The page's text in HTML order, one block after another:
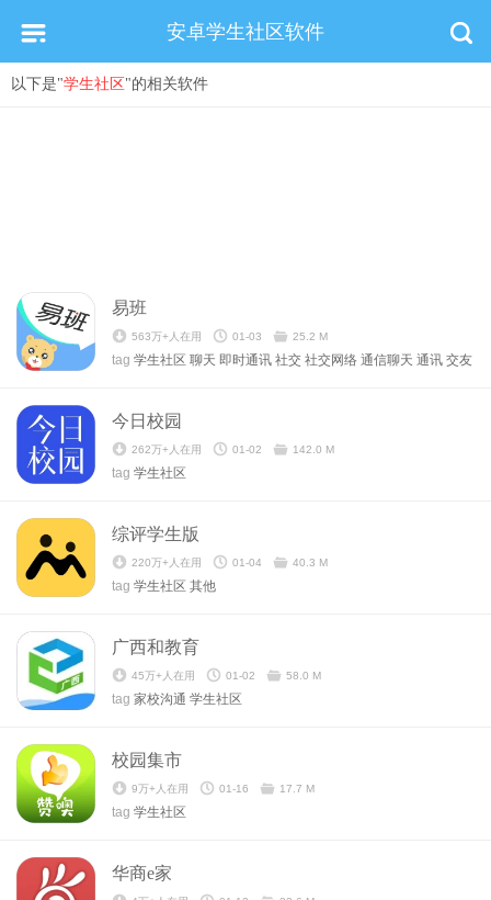
安卓学生社区软件
以下是"学生社区 "的相关软件
易班
563万+人在用 01-03 25.2 M
tag 学生社区 聊天 即时通讯 社交 社交网络 通信聊天 通讯 交友
今日校园
262万+人在用 01-02 142.0 M
tag 学生社区
综评学生版
220万+人在用 01-04 40.3 M
tag 学生社区 其他
广西和教育
45万+人在用 01-02 58.0 M
tag 家校沟通 学生社区
校园集市
9万+人在用 01-16 17.7 M
tag 学生社区
华商e家